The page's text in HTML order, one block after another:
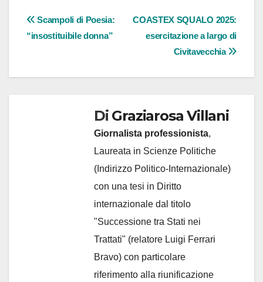
NavigazioneCOASTEX SQUALO 2025:
esercitazione a largo di
Civitavecchia
Scampoli di Poesia:
“insostituibile donna”
Di Graziarosa Villani
Giornalista professionista,
Laureata in Scienze Politiche
(Indirizzo Politico-Internazionale)
con una tesi in Diritto
internazionale dal titolo
"Successione tra Stati nei
Trattati" (relatore Luigi Ferrari
Bravo) con particolare
riferimento alla riunificazione